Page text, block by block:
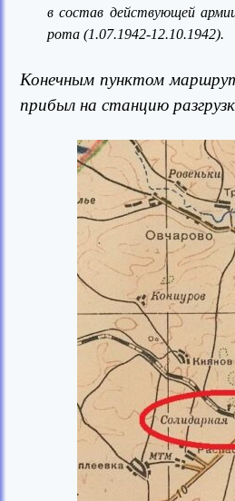
в состав действующей
рота (1.07.1942-12.10.1942).
Конечным пунктом
прибыл на станцию